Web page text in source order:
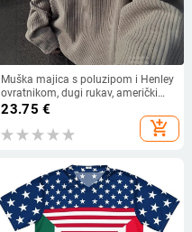
Muška majica s poluzipom i Henley
ovratnikom, dugi rukav, američki
stil, baza sloja za proljeće i jesen
23.75 €
add_shopping_cart